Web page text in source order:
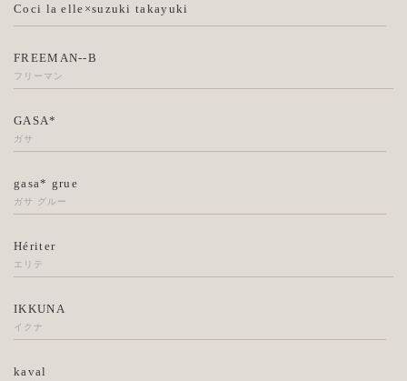
Coci la elle×suzuki takayuki
FREEMAN--B
フリーマン
GASA*
ガサ
gasa* grue
ガサ グルー
Hériter
エリテ
IKKUNA
イクナ
kaval